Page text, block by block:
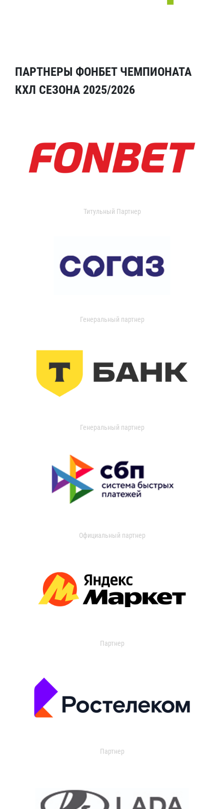
ПАРТНЕРЫ ФОНБЕТ ЧЕМПИОНАТА
КХЛ СЕЗОНА 2025/2026
Титульный Партнер
Генеральный партнер
Генеральный партнер
Официальный партнер
Партнер
Партнер